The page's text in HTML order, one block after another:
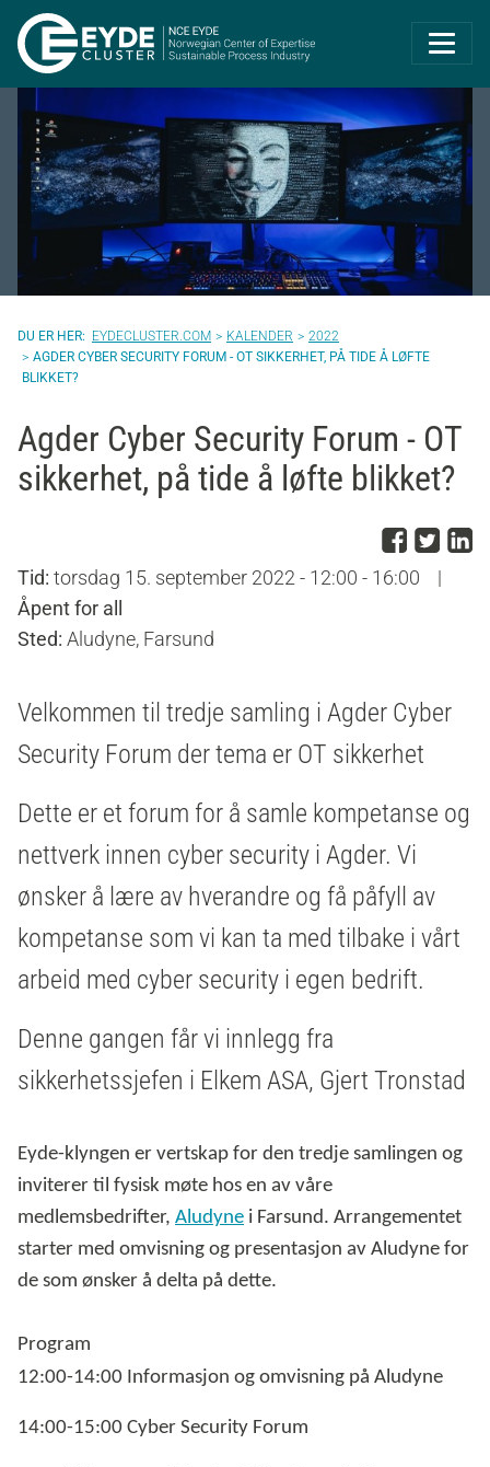
Eyde-Cluster |
EYDECLUSTER.COM KALENDER
2022
AGDER CYBER SECURITY FORUM - OT SIKKERHET, PÅ TIDE Å LØFTE
BLIKKET?
Agder Cyber Security Forum - OT
sikkerhet, på tide å løfte blikket?
DelDel
Tid: torsdag 15. september 2022 - 12:00 - 16:00
|
Åpent for all
Sted: Aludyne, Farsund
Velkommen til tredje samling i Agder Cyber
Security Forum der tema er OT sikkerhet
Dette er et forum for å samle kompetanse og
nettverk innen cyber security i Agder. Vi
ønsker å lære av hverandre og få påfyll av
kompetanse som vi kan ta med tilbake i vårt
arbeid med cyber security i egen bedrift.
Denne gangen får vi innlegg fra
sikkerhetssjefen i Elkem ASA, Gjert Tronstad
Eyde-klyngen er vertskap for den tredje samlingen og
inviterer til fysisk møte hos en av våre
medlemsbedrifter, Aludyne i Farsund. Arrangementet
starter med omvisning og presentasjon av Aludyne for
de som ønsker å delta på dette.
Program
12:00-14:00 Informasjon og omvisning på Aludyne
14:00-15:00 Cyber Security Forum